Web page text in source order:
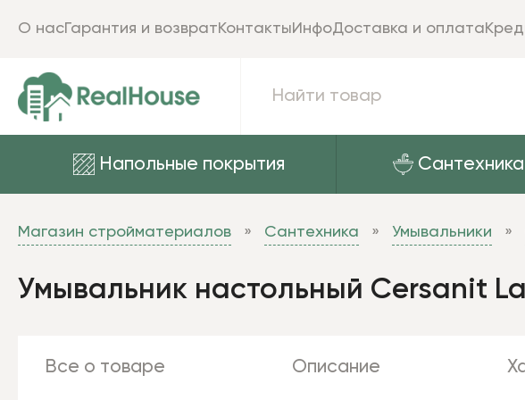
Напольные покрытия Сантехника
О насГарантия и возвратКонтактыИнфоДоставка и оплата
Магазин стройматериалов Сантехника Умывальники
Умывальник настольный Cersanit
Все о товаре Описание